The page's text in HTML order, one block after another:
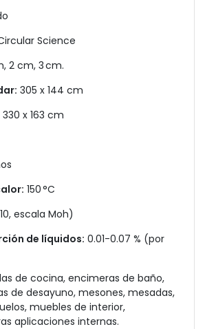
Science
2 cm, 3 cm.
305 x 144 cm
330 x 163 cm
150 °C
escala Moh)
de líquidos: 0.01-0.07 % (por
de cocina, encimeras de baño,
de desayuno, mesones, mesadas,
muebles de interior,
aplicaciones internas.